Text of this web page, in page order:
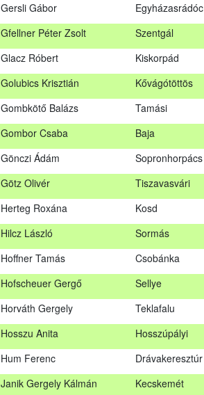
Gersli Gábor
Egyházasrádóc
Gfellner Péter Zsolt
Szentgál
Glacz Róbert
Kiskorpád
Golubics Krisztián
Kővágótöttös
Gombkötő Balázs
Tamási
Gombor Csaba
Baja
Gönczi Ádám
Sopronhorpács
Götz Olivér
Tiszavasvári
Herteg Roxána
Kosd
Hilcz László
Sormás
Hoffner Tamás
Csobánka
Hofscheuer Gergő
Sellye
Horváth Gergely
Teklafalu
Hosszu Anita
Hosszúpályi
Hum Ferenc
Drávakeresztúr
Janik Gergely Kálmán
Kecskemét
Gáspár István
Baja
Gersli Gábor
Egyházasrádóc
Gfellner Péter Zsolt
Szentgál
Glacz Róbert
Kiskorpád
Golubics Krisztián
Kővágótöttös
Gombkötő Balázs
Tamási
Gombor Csaba
Baja
Gönczi Ádám
Sopronhorpács
Götz Olivér
Tiszavasvári
Herteg Roxána
Kosd
Hilcz László
Sormás
Hoffner Tamás
Csobánka
Hofscheuer Gergő
Sellye
Horváth Gergely
Teklafalu
Hosszu Anita
Hosszúpályi
Hum Ferenc
Drávakeresztúr